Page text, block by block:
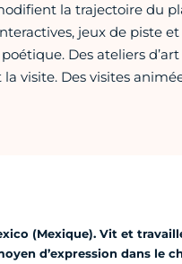
la trajectoire du
jeux de piste
Des ateliers
visite. Des visites
(Mexique). Vit et
d’expression dans le